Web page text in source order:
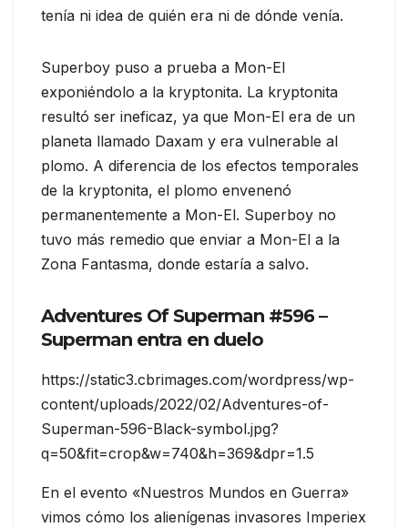
tenía ni idea de quién era ni de dónde venía.
Superboy puso a prueba a Mon-El
exponiéndolo a la kryptonita. La kryptonita
resultó ser ineficaz, ya que Mon-El era de un
planeta llamado Daxam y era vulnerable al
plomo. A diferencia de los efectos temporales
de la kryptonita, el plomo envenenó
permanentemente a Mon-El. Superboy no
tuvo más remedio que enviar a Mon-El a la
Zona Fantasma, donde estaría a salvo.
Adventures Of Superman #596 –
Superman entra en duelo
https://static3.cbrimages.com/wordpress/wp-
content/uploads/2022/02/Adventures-of-
Superman-596-Black-symbol.jpg?
q=50&fit=crop&w=740&h=369&dpr=1.5
En el evento «Nuestros Mundos en Guerra»
vimos cómo los alienígenas invasores Imperiex